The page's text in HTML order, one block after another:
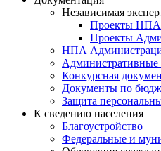
Независимая
Проекты НПА
Проекты
НПА
Административные
Конкурсная
Документы по
Защита
К сведению населения
Благоустройство
Федеральные и